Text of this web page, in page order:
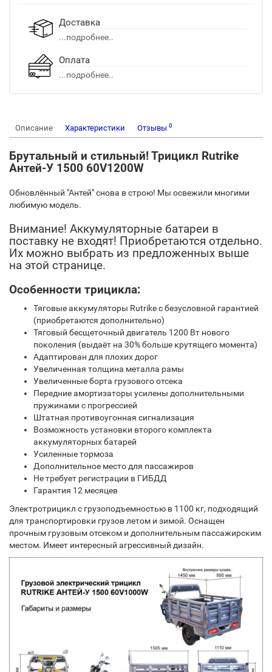
Доставка
...подробнее..
Оплата
...подробнее..
Описание Характеристики Отзывы 0
Брутальный и стильный! Трицикл Rutrike
Антей-У 1500 60V1200W
Обновлённый "Антей" снова в строю! Мы освежили многими
любимую модель.
Внимание! Аккумуляторные батареи в
поставку не входят! Приобретаются отдельно.
Их можно выбрать из предложенных выше
на этой странице.
Особенности трицикла:
Тяговые аккумуляторы Rutrike c безусловной гарантией
(приобретаются дополнительно)
Тяговый бесщеточный двигатель 1200 Вт нового
поколения (выдаёт на 30% больше крутящего момента)
Адаптирован для плохих дорог
Увеличенная толщина металла рамы
Увеличенные борта грузового отсека
Передние амортизаторы усилены дополнительными
пружинами с прогрессией
Штатная противоугонная сигнализация
Возможность установки второго комплекта
аккумуляторных батарей
Усиленные тормоза
Дополнительное место для пассажиров
Не требует регистрации в ГИБДД
Гарантия 12 месяцев
Электротрицикл с грузоподъемностью в 1100 кг, подходящий
для транспортировки грузов летом и зимой. Оснащен
прочным грузовым отсеком и дополнительным пассажирским
местом. Имеет интересный агрессивный дизайн.